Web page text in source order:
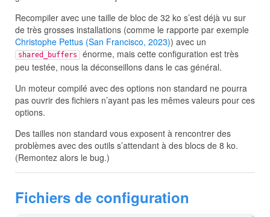
Recompiler avec une taille de bloc de 32 ko s’est déjà vu sur
de très grosses installations (comme le rapporte par exemple
Christophe Pettus (San Francisco, 2023)) avec un
shared_buffers
énorme, mais cette configuration est très
peu testée, nous la déconseillons dans le cas général.
Un moteur compilé avec des options non standard ne pourra
pas ouvrir des fichiers n’ayant pas les mêmes valeurs pour ces
options.
Des tailles non standard vous exposent à rencontrer des
problèmes avec des outils s’attendant à des blocs de 8 ko.
(Remontez alors le bug.)
Fichiers de configuration